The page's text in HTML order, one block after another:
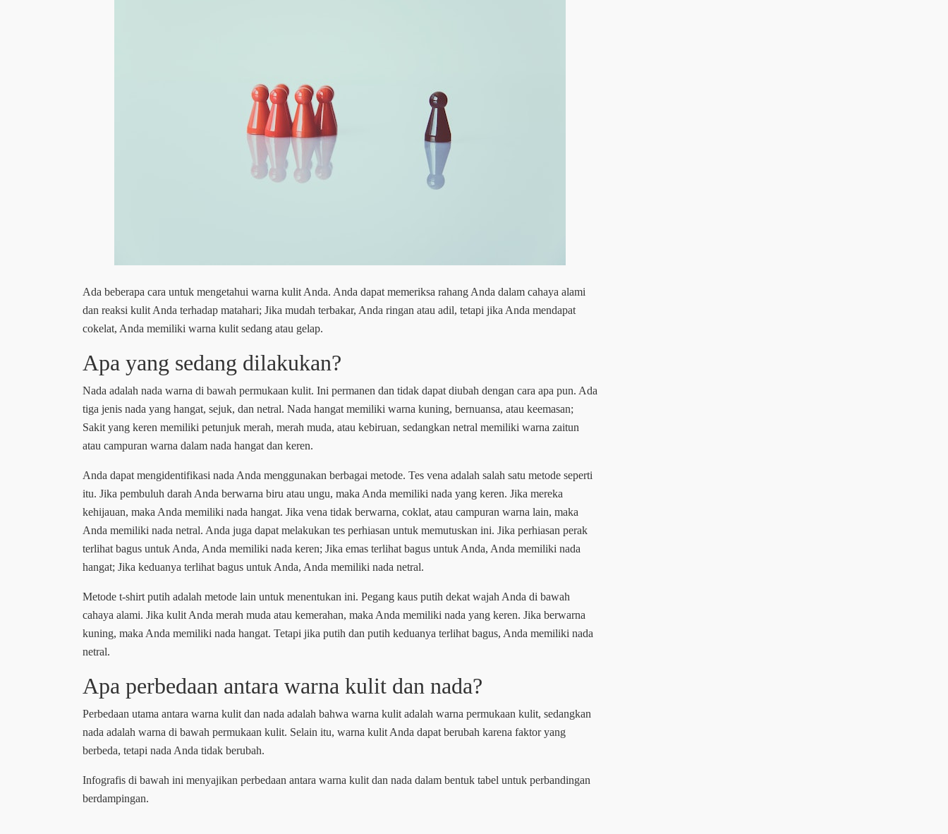
Ada beberapa cara untuk mengetahui warna kulit Anda. Anda dapat memeriksa rahang Anda dalam cahaya alami
dan reaksi kulit Anda terhadap matahari; Jika mudah terbakar, Anda ringan atau adil, tetapi jika Anda mendapat
cokelat, Anda memiliki warna kulit sedang atau gelap.
Apa yang sedang dilakukan?
Nada adalah nada warna di bawah permukaan kulit. Ini permanen dan tidak dapat diubah dengan cara apa pun. Ada
tiga jenis nada yang hangat, sejuk, dan netral. Nada hangat memiliki warna kuning, bernuansa, atau keemasan;
Sakit yang keren memiliki petunjuk merah, merah muda, atau kebiruan, sedangkan netral memiliki warna zaitun
atau campuran warna dalam nada hangat dan keren.
Anda dapat mengidentifikasi nada Anda menggunakan berbagai metode. Tes vena adalah salah satu metode seperti
itu. Jika pembuluh darah Anda berwarna biru atau ungu, maka Anda memiliki nada yang keren. Jika mereka
kehijauan, maka Anda memiliki nada hangat. Jika vena tidak berwarna, coklat, atau campuran warna lain, maka
Anda memiliki nada netral. Anda juga dapat melakukan tes perhiasan untuk memutuskan ini. Jika perhiasan perak
terlihat bagus untuk Anda, Anda memiliki nada keren; Jika emas terlihat bagus untuk Anda, Anda memiliki nada
hangat; Jika keduanya terlihat bagus untuk Anda, Anda memiliki nada netral.
Metode t-shirt putih adalah metode lain untuk menentukan ini. Pegang kaus putih dekat wajah Anda di bawah
cahaya alami. Jika kulit Anda merah muda atau kemerahan, maka Anda memiliki nada yang keren. Jika berwarna
kuning, maka Anda memiliki nada hangat. Tetapi jika putih dan putih keduanya terlihat bagus, Anda memiliki nada
netral.
Apa perbedaan antara warna kulit dan nada?
Perbedaan utama antara warna kulit dan nada adalah bahwa warna kulit adalah warna permukaan kulit, sedangkan
nada adalah warna di bawah permukaan kulit. Selain itu, warna kulit Anda dapat berubah karena faktor yang
berbeda, tetapi nada Anda tidak berubah.
Infografis di bawah ini menyajikan perbedaan antara warna kulit dan nada dalam bentuk tabel untuk perbandingan
berdampingan.